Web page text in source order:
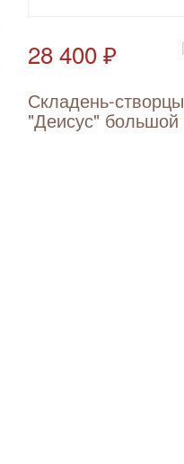
28 400 ₽
Складень-створцы
"Деисус" большой